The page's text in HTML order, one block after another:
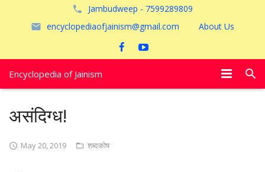
Jambudweep - 7599289809
encyclopediaofjainism@gmail.com
About Us
Encyclopedia of Jainism
असंदिग्ध!
May 20, 2019 शब्दकोष